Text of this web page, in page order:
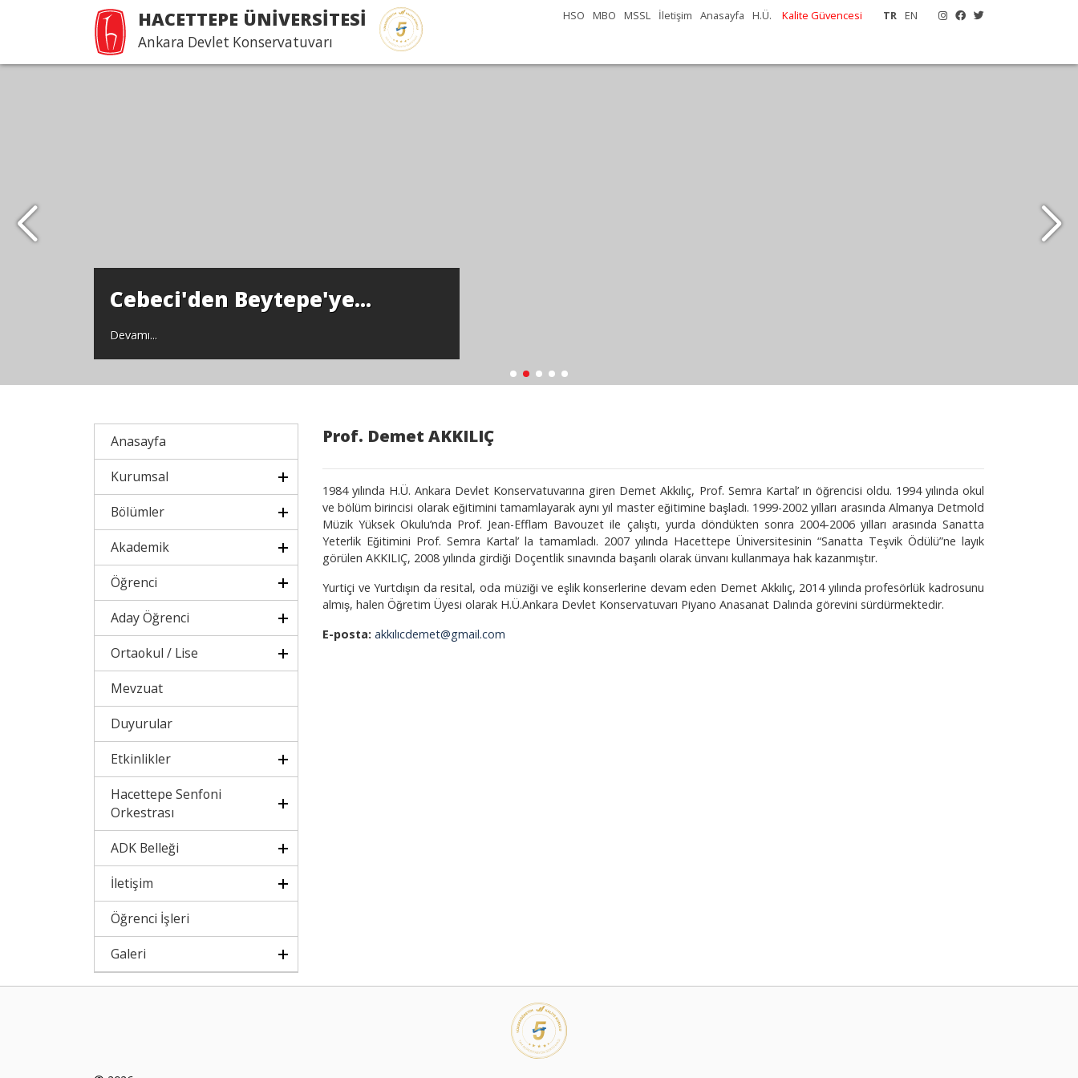
HACETTEPE ÜNİVERSİTESİ
Ankara Devlet Konservatuvarı
TR EN
HSO MBO MSSL İletişim Anasayfa H.Ü. Kalite Güvencesi
Cebeci'den Beytepe'ye...
Devamı...
Anasayfa
Kurumsal
Bölümler
Akademik
Öğrenci
Aday Öğrenci
Ortaokul / Lise
Mevzuat
Duyurular
Etkinlikler
Hacettepe Senfoni
Orkestrası
ADK Belleği
İletişim
Öğrenci İşleri
Galeri
Prof. Demet AKKILIÇ
1984 yılında H.Ü. Ankara Devlet Konservatuvarına giren Demet Akkılıç, Prof. Semra Kartal’ ın öğrencisi oldu. 1994 yılında okul
ve bölüm birincisi olarak eğitimini tamamlayarak aynı yıl master eğitimine başladı. 1999-2002 yılları arasında Almanya Detmold
Müzik Yüksek Okulu’nda Prof. Jean-Efflam Bavouzet ile çalıştı, yurda döndükten sonra 2004-2006 yılları arasında Sanatta
Yeterlik Eğitimini Prof. Semra Kartal’ la tamamladı. 2007 yılında Hacettepe Üniversitesinin “Sanatta Teşvik Ödülü”ne layık
görülen AKKILIÇ, 2008 yılında girdiği Doçentlik sınavında başarılı olarak ünvanı kullanmaya hak kazanmıştır.
Yurtiçi ve Yurtdışın da resital, oda müziği ve eşlik konserlerine devam eden Demet Akkılıç, 2014 yılında profesörlük kadrosunu
almış, halen Öğretim Üyesi olarak H.Ü.Ankara Devlet Konservatuvarı Piyano Anasanat Dalında görevini sürdürmektedir.
E-posta: akkılıcdemet@gmail.com